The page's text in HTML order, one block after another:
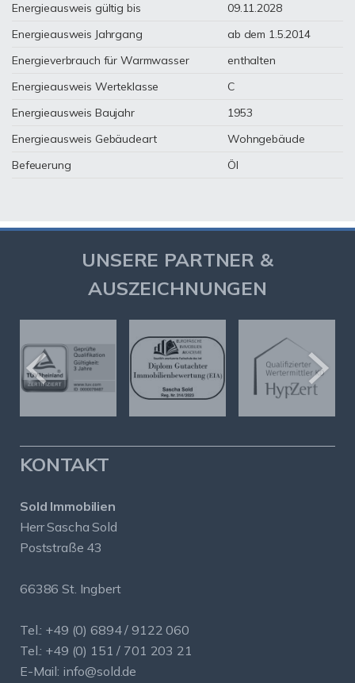
Energieausweis gültig bis
09.11.2028
Energieausweis Jahrgang
ab dem 1.5.2014
Energieverbrauch für Warmwasser
enthalten
Energieausweis Werteklasse
C
Energieausweis Baujahr
1953
Energieausweis Gebäudeart
Wohngebäude
Befeuerung
Öl
UNSERE PARTNER &
AUSZEICHNUNGEN
KONTAKT
Sold Immobilien
Herr Sascha Sold
Poststraße 43
66386 St. Ingbert
Tel.: +49 (0) 6894 / 9122 060
Tel.: +49 (0) 151 / 701 203 21
E-Mail: info@sold.de